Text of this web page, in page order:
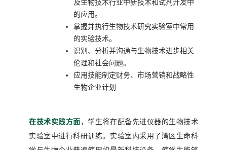
及生物技术行业中新技术和试剂开发中
的应用。
掌握并执行生物技术研究实验室中常用
的实验技术。
识别、分析并沟通与生物技术进步相关
伦理和社会问题。
应用技能制定财务、市场营销和战略性
生物企业计划
在技术实践方面，学生将在配备先进仪器的生物技术
实验室中进行科研训练。实验室内采用了湾区生命科